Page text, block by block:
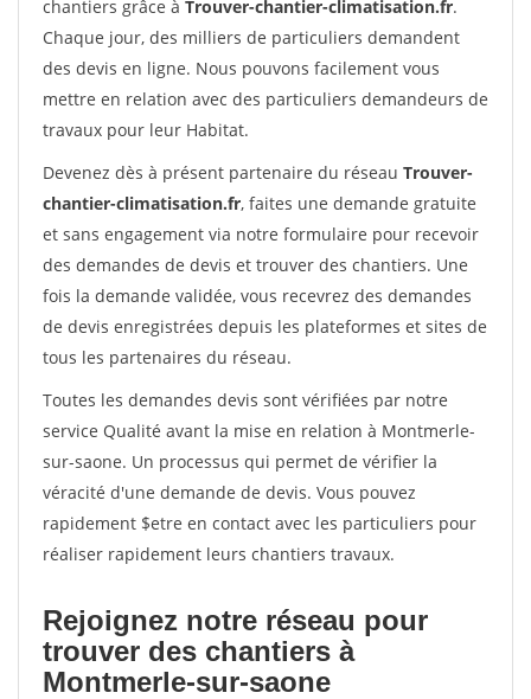
chantiers grâce à Trouver-chantier-climatisation.fr.
Chaque jour, des milliers de particuliers demandent
des devis en ligne. Nous pouvons facilement vous
mettre en relation avec des particuliers demandeurs de
travaux pour leur Habitat.
Devenez dès à présent partenaire du réseau Trouver-
chantier-climatisation.fr, faites une demande gratuite
et sans engagement via notre formulaire pour recevoir
des demandes de devis et trouver des chantiers. Une
fois la demande validée, vous recevrez des demandes
de devis enregistrées depuis les plateformes et sites de
tous les partenaires du réseau.
Toutes les demandes devis sont vérifiées par notre
service Qualité avant la mise en relation à Montmerle-
sur-saone. Un processus qui permet de vérifier la
véracité d'une demande de devis. Vous pouvez
rapidement $etre en contact avec les particuliers pour
réaliser rapidement leurs chantiers travaux.
Rejoignez notre réseau pour
trouver des chantiers à
Montmerle-sur-saone